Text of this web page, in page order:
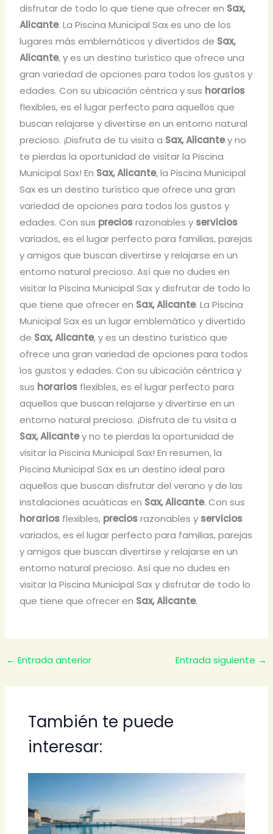
disfrutar de todo lo que tiene que ofrecer en Sax,
Alicante. La Piscina Municipal Sax es uno de los
lugares más emblemáticos y divertidos de Sax,
Alicante, y es un destino turístico que ofrece una
gran variedad de opciones para todos los gustos y
edades. Con su ubicación céntrica y sus horarios
flexibles, es el lugar perfecto para aquellos que
buscan relajarse y divertirse en un entorno natural
precioso. ¡Disfruta de tu visita a Sax, Alicantey no
te pierdas la oportunidad de visitar la Piscina
Municipal Sax! En Sax, Alicante, la Piscina Municipal
Sax es un destino turístico que ofrece una gran
variedad de opciones para todos los gustos y
edades. Con sus preciosrazonables y servicios
variados, es el lugar perfecto para familias, parejas
y amigos que buscan divertirse y relajarse en un
entorno natural precioso. Así que no dudes en
visitar la Piscina Municipal Sax y disfrutar de todo lo
que tiene que ofrecer en Sax, Alicante. La Piscina
Municipal Sax es un lugar emblemático y divertido
de Sax, Alicante, y es un destino turístico que
ofrece una gran variedad de opciones para todos
los gustos y edades. Con su ubicación céntrica y
sus horarios flexibles, es el lugar perfecto para
aquellos que buscan relajarse y divertirse en un
entorno natural precioso. ¡Disfruta de tu visita a
Sax, Alicantey no te pierdas la oportunidad de
visitar la Piscina Municipal Sax! En resumen, la
Piscina Municipal Sax es un destino ideal para
aquellos que buscan disfrutar del verano y de las
instalaciones acuáticas en Sax, Alicante. Con sus
horarios flexibles, preciosrazonables y servicios
variados, es el lugar perfecto para familias, parejas
y amigos que buscan divertirse y relajarse en un
entorno natural precioso. Así que no dudes en
visitar la Piscina Municipal Sax y disfrutar de todo lo
que tiene que ofrecer en Sax, Alicante.
← Entrada anterior Entrada siguiente →
También te puede
interesar: